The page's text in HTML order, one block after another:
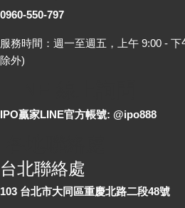
0960-550-797
服務時間：週一至週五，上午 9:00 -
除外)
IPO贏家LINE官方帳號: @ipo888
台北聯絡處
103 台北市大同區重慶北路二段48號